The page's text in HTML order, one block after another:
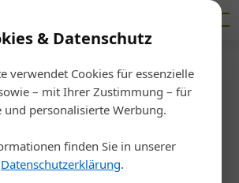
& Datenschutz
verwendet Cookies für essenzielle
– mit Ihrer Zustimmung – für
und personalisierte Werbung.
finden Sie in unserer
Datenschutzerklärung.
Startseite /Bauen
SHL lässt nicht
locker